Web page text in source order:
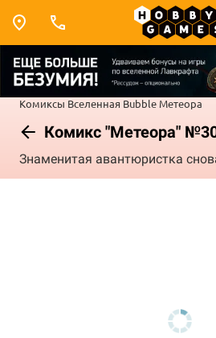
Комиксы Вселенная Bubble Метеора
Комикс "Метеора"
Знаменитая авантюристка